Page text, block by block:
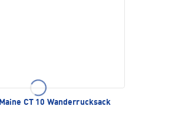
Maine CT 10 Wanderrucksack